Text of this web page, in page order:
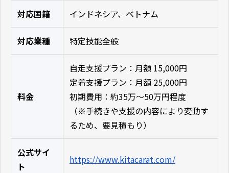
対応国籍 インドネシア、ベトナム
対応業種 特定技能全般
料金
自走支援プラン：月額 15,000円
定着支援プラン：月額 25,000円
初期費用：約35万〜50万円程度
（※手続きや支援の内容により変動す
るため、要見積もり）
公式サイ
ト
https://www.kitacarat.com/